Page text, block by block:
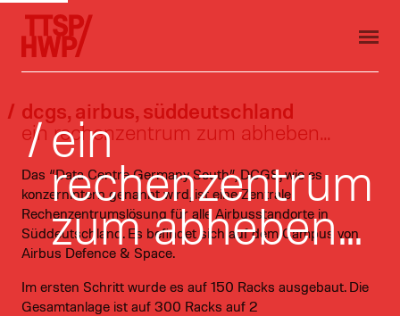
ein
rechenzentrum
zum abheben...
dcgs, airbus, süddeutschland
ein rechenzentrum zum abheben...
Das “Data Centre Germany South”, DCGS, wie es
konzernintern genannt wird, ist eine Zentrale
Rechenzentrumslösung für alle Airbusstandorte in
Süddeutschland. Es befindet sich auf dem Campus von
Airbus Defence & Space.
Im ersten Schritt wurde es auf 150 Racks ausgebaut. Die
Gesamtanlage ist auf 300 Racks auf 2